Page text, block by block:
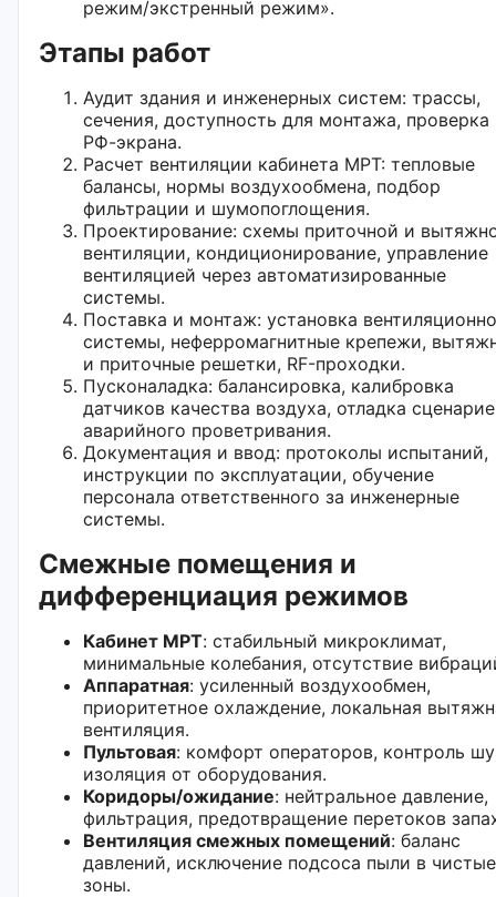
режим/экстренный режим».
Этапы работ
Аудит здания и инженерных систем: трассы,
сечения, доступность для монтажа, проверка
РФ-экрана.
Расчет вентиляции кабинета МРТ: тепловые
балансы, нормы воздухообмена, подбор
фильтрации и шумопоглощения.
Проектирование: схемы приточной и
вентиляции, кондиционирование, управление
вентиляцией через автоматизированные
системы.
Поставка и монтаж: установка
системы, неферромагнитные крепежи,
и приточные решетки, RF-проходки.
Пусконаладка: балансировка, калибровка
датчиков качества воздуха, отладка
аварийного проветривания.
Документация и ввод: протоколы испытаний,
инструкции по эксплуатации, обучение
персонала ответственного за инженерные
системы.
Смежные помещения и
дифференциация режимов
Кабинет МРТ: стабильный микроклимат,
минимальные колебания, отсутствие
Аппаратная: усиленный воздухообмен,
приоритетное охлаждение, локальная
вентиляция.
Пультовая: комфорт операторов, контроль
изоляция от оборудования.
Коридоры/ожидание: нейтральное давление,
фильтрация, предотвращение перетоков
Вентиляция смежных помещений: баланс
давлений, исключение подсоса пыли в чистые
зоны.